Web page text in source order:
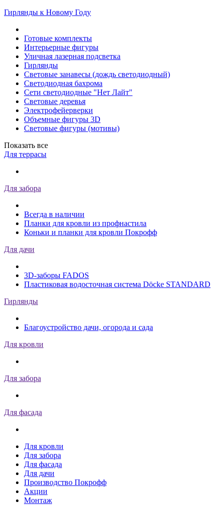
Гирлянды к Новому Году
Готовые комплекты
Интерьерные фигуры
Уличная лазерная подсветка
Гирлянды
Световые занавесы (дождь светодиодный)
Светодиодная бахрома
Сети светодиодные "Нет Лайт"
Световые деревья
Электрофейерверки
Объемные фигуры 3D
Световые фигуры (мотивы)
Показать все
Для террасы
Для забора
Всегда в наличии
Планки для кровли из профнастила
Коньки и планки для кровли Покрофф
Для дачи
3D-заборы FADOS
Пластиковая водосточная система Döcke STANDARD
Гирлянды
Благоустройство дачи, огорода и сада
Для кровли
Для забора
Для фасада
Для кровли
Для забора
Для фасада
Для дачи
Производство Покрофф
Акции
Монтаж